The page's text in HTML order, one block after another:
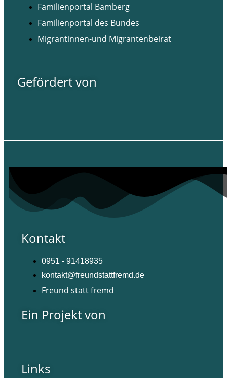
Familienportal Bamberg
Familienportal des Bundes
Migrantinnen-und Migrantenbeirat
Gefördert von
Kontakt
0951 - 91418935
kontakt@freundstattfremd.de
Freund statt fremd
Ein Projekt von
Links